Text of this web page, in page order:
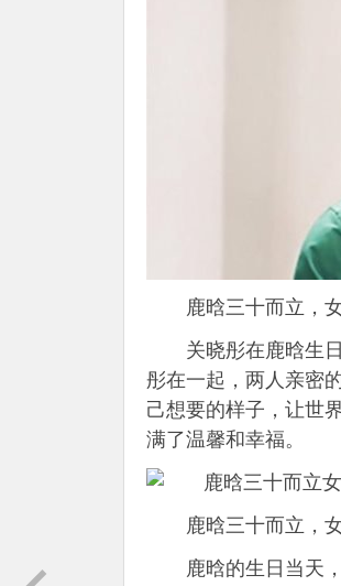
鹿晗三十而立，
关晓彤在鹿晗生
彤在一起，两人亲密
己想要的样子，让世
满了温馨和幸福。
鹿晗三十而立，
鹿晗的生日当天